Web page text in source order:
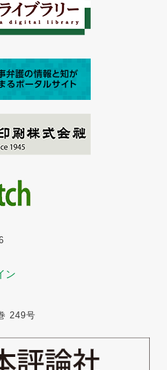
ン
249号